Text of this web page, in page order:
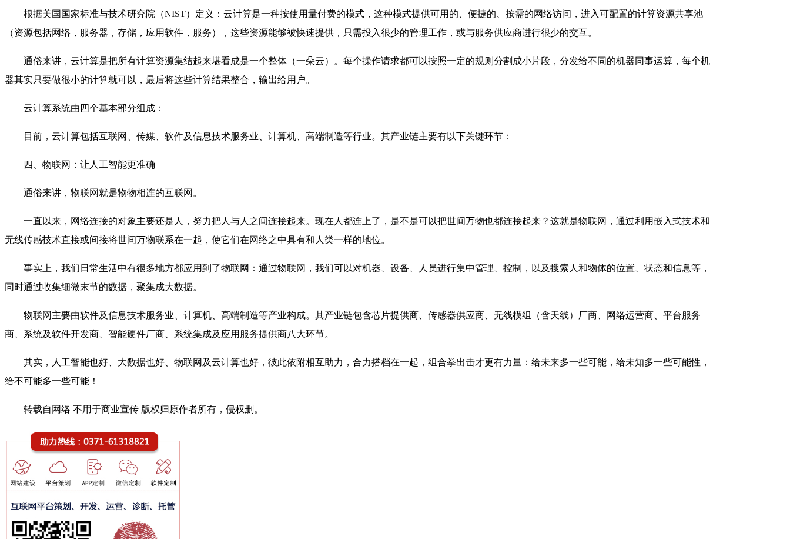
根据美国国家标准与技术研究院（NIST）定义：云计算是一种按使用量付费的模式，这种模式提供可用的、便捷的、按需的网络访问，进入可配置的计算资源共享池
（资源包括网络，服务器，存储，应用软件，服务），这些资源能够被快速提供，只需投入很少的管理工作，或与服务供应商进行很少的交互。
通俗来讲，云计算是把所有计算资源集结起来堪看成是一个整体（一朵云）。每个操作请求都可以按照一定的规则分割成小片段，分发给不同的机器同事运算，每个机
器其实只要做很小的计算就可以，最后将这些计算结果整合，输出给用户。
云计算系统由四个基本部分组成：
目前，云计算包括互联网、传媒、软件及信息技术服务业、计算机、高端制造等行业。其产业链主要有以下关键环节：
四、物联网：让人工智能更准确
通俗来讲，物联网就是物物相连的互联网。
一直以来，网络连接的对象主要还是人，努力把人与人之间连接起来。现在人都连上了，是不是可以把世间万物也都连接起来？这就是物联网，通过利用嵌入式技术和
无线传感技术直接或间接将世间万物联系在一起，使它们在网络之中具有和人类一样的地位。
事实上，我们日常生活中有很多地方都应用到了物联网：通过物联网，我们可以对机器、设备、人员进行集中管理、控制，以及搜索人和物体的位置、状态和信息等，
同时通过收集细微末节的数据，聚集成大数据。
物联网主要由软件及信息技术服务业、计算机、高端制造等产业构成。其产业链包含芯片提供商、传感器供应商、无线模组（含天线）厂商、网络运营商、平台服务
商、系统及软件开发商、智能硬件厂商、系统集成及应用服务提供商八大环节。
其实，人工智能也好、大数据也好、物联网及云计算也好，彼此依附相互助力，合力搭档在一起，组合拳出击才更有力量：给未来多一些可能，给未知多一些可能性，
给不可能多一些可能！
转载自网络 不用于商业宣传 版权归原作者所有，侵权删。